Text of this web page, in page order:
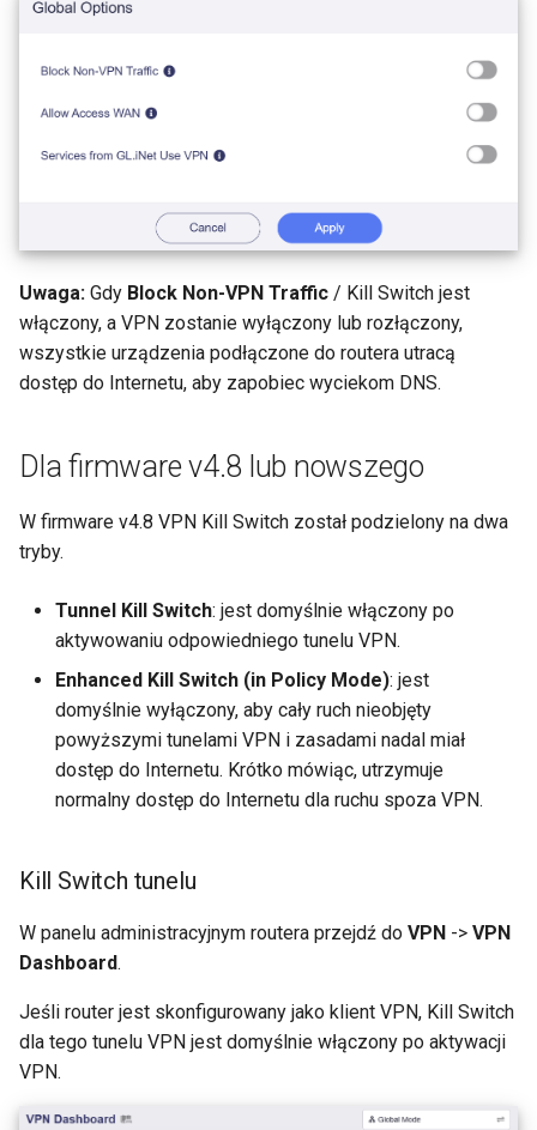
GL-SFT1200 (Opal)
GL-AR300M (Shadow)
SIMPoYo 4G uFi
GL-M2
GL-S20
GL-S10
GL-AP1300 (Cirrus)
GL-E750/GL-E750V2
(Mudi/Mudi V2)
GL-X750 (Spitz)
GL-AR750S (Slate)
GL-AR750 (Creta)
GL-B1300 (Convexa-B)
poprawnie
podczas aktualizacji
Zatrzymano na "Reverting"
podczas resetowania
firmware'u
Zatrzymano na "Rebooting"
podczas ponownego
podsieci
komunikat z testu DDNS
VPN jest nizsza niz
oczekiwano
Jaka jest pojemnosc
urzadzen mojego routera
Jaki jest zasieg
bezprzewodowy mojego
routera
zabezpieczenia RDP
od dostawcow uslug
WireGuard
Zarezerwuj staly adres IP
klienta OpenVPN
Zezwol na dostep do WAN,
Skieruj DNS klienta VPN do
nadrzednego DNS serwera
serwera OpenVPN
Home omijał VPN
Uwaga: Gdy Block Non-VPN Traffic / Kill Switch jest
włączony, a VPN zostanie wyłączony lub rozłączony,
wszystkie urządzenia podłączone do routera utracą
dostęp do Internetu, aby zapobiec wyciekom DNS.
Dla firmware v4.8 lub nowszego
W firmware v4.8 VPN Kill Switch został podzielony na dwa
tryby.
Tunnel Kill Switch: jest domyślnie włączony po
aktywowaniu odpowiedniego tunelu VPN.
Enhanced Kill Switch (in Policy Mode): jest
domyślnie wyłączony, aby cały ruch nieobjęty
powyższymi tunelami VPN i zasadami nadal miał
dostęp do Internetu. Krótko mówiąc, utrzymuje
normalny dostęp do Internetu dla ruchu spoza VPN.
Kill Switch tunelu
W panelu administracyjnym routera przejdź do VPN -> VPN
Dashboard.
Jeśli router jest skonfigurowany jako klient VPN, Kill Switch
dla tego tunelu VPN jest domyślnie włączony po aktywacji
VPN.